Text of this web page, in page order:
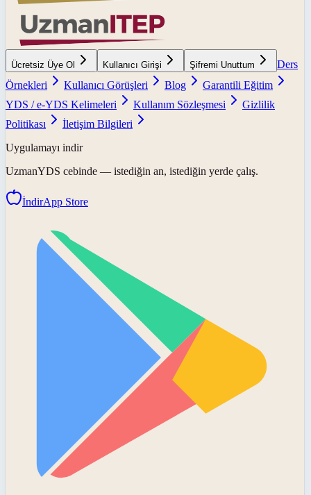
Ücretsiz Üye Ol Kullanıcı Girişi Şifremi Unuttum
Ders
Örnekleri
Kullanıcı Görüşleri Blog
Garantili Eğitim
YDS / e-YDS Kelimeleri
Kullanım Sözleşmesi
Gizlilik
Politikası
İletişim Bilgileri
Uygulamayı indir
UzmanYDS cebinde — istediğin an, istediğin yerde çalış.
İndirApp Store